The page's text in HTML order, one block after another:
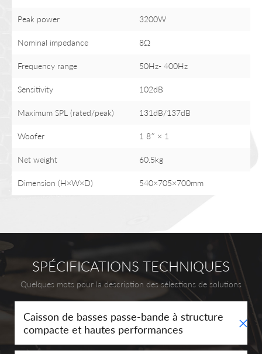
Peak power 3200W
Nominal impedance 8Ω
Frequency range 50Hz- 400Hz
Sensitivity 102dB
Maximum SPL (rated/peak) 131dB/137dB
Woofer 1 8″ × 1
Net weight 60.5kg
Dimension (H×W×D) 540×705×700mm
SPÉCIFICATIONS TECHNIQUES
Quelques mots pour la description des sélections de solutions
Caisson de basses passe-bande à structure
compacte et hautes performances
+